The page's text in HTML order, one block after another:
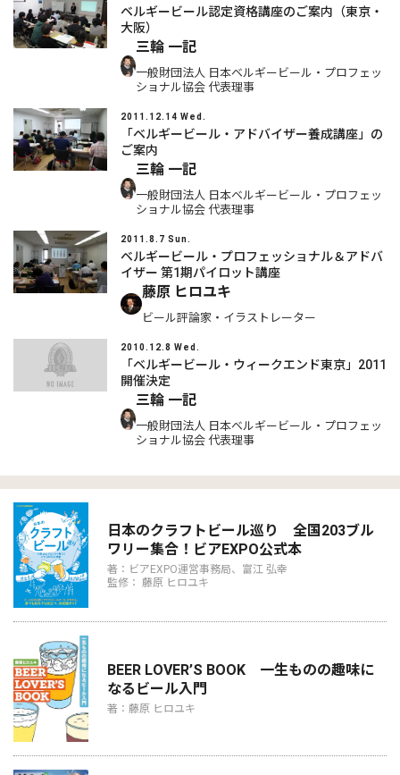
ベルギービール認定資格講座のご案内（東京・
大阪）
三輪 一記
一般財団法人 日本ベルギービール・プロフェッ
ショナル協会 代表理事
2011.12.14 Wed.
「ベルギービール・アドバイザー養成講座」の
ご案内
三輪 一記
一般財団法人 日本ベルギービール・プロフェッ
ショナル協会 代表理事
2011.8.7 Sun.
ベルギービール・プロフェッショナル＆アドバ
イザー 第1期パイロット講座
藤原 ヒロユキ
ビール評論家・イラストレーター
2010.12.8 Wed.
「ベルギービール・ウィークエンド東京」2011
開催決定
三輪 一記
一般財団法人 日本ベルギービール・プロフェッ
ショナル協会 代表理事
日本のクラフトビール巡り 全国203ブル
ワリー集合！ビアEXPO公式本
著：ビアEXPO運営事務局、富江 弘幸
監修： 藤原 ヒロユキ
BEER LOVER’S BOOK 一生ものの趣味に
なるビール入門
著：藤原 ヒロユキ